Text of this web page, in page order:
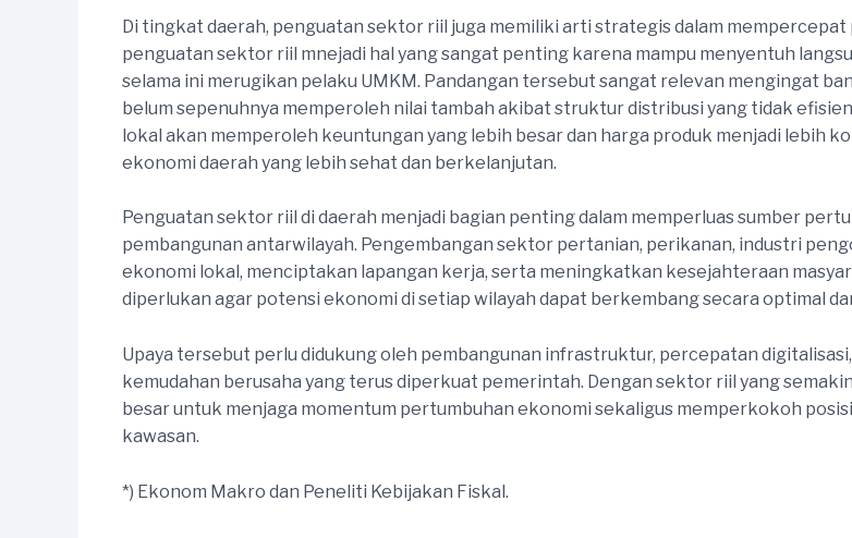
Di tingkat daerah, penguatan sektor riil juga memiliki arti strategis dalam
penguatan sektor riil mnejadi hal yang sangat penting karena mampu menyentuh
selama ini merugikan pelaku UMKM. Pandangan tersebut sangat relevan mengingat
belum sepenuhnya memperoleh nilai tambah akibat struktur distribusi yang tidak
lokal akan memperoleh keuntungan yang lebih besar dan harga produk menjadi lebih
ekonomi daerah yang lebih sehat dan berkelanjutan.
Penguatan sektor riil di daerah menjadi bagian penting dalam memperluas sumber
pembangunan antarwilayah. Pengembangan sektor pertanian, perikanan, industri
ekonomi lokal, menciptakan lapangan kerja, serta meningkatkan kesejahteraan
diperlukan agar potensi ekonomi di setiap wilayah dapat berkembang secara optimal
Upaya tersebut perlu didukung oleh pembangunan infrastruktur, percepatan
kemudahan berusaha yang terus diperkuat pemerintah. Dengan sektor riil yang
besar untuk menjaga momentum pertumbuhan ekonomi sekaligus memperkokoh
kawasan.
*) Ekonom Makro dan Peneliti Kebijakan Fiskal.